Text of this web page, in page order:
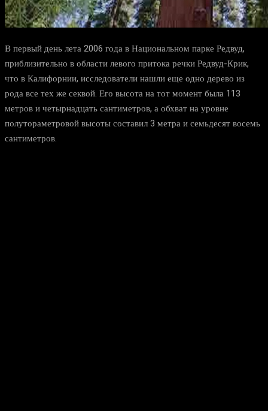
В первый день лета 2006 года в Национальном парке Редвуд,
приблизительно в области левого притока речки Редвуд-Крик,
что в Калифорнии, исследователи нашли еще одно дерево из
рода все тех же секвой. Его высота на тот момент была 113
метров и четырнадцать сантиметров, а обхват на уровне
полутораметровой высоты составил 3 метра и семьдесят восемь
сантиметров.